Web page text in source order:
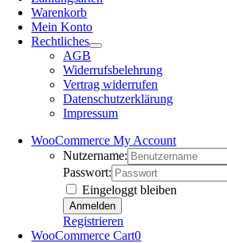
Warenkorb
Mein Konto
Rechtliches
AGB
Widerrufsbelehrung
Vertrag widerrufen
Datenschutzerklärung
Impressum
WooCommerce My Account
Nutzername:
Passwort:
Eingeloggt bleiben
Registrieren
WooCommerce Cart0